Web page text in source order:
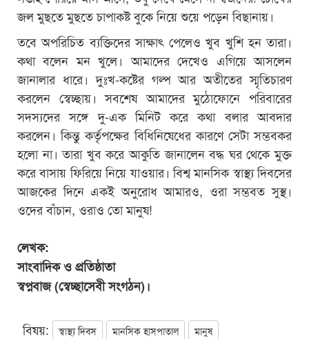
জল মুছতে মুছতে চাপাকষ্ট বুকে নিয়ে শুয়ে পড়েন বিছানায়।
তবে অপরিচিত ব্যক্তিদের সাক্ষাৎ পেলেও খুব খুশি হন তারা।
কথা বলেন মন খুলে। আমাদের দেখেও এগিয়ে আসলেন
জানালার ধারে। দুঃখ-কষ্টের গল্প আর অতীতের স্মৃতিচারণ
করলেন স্বেচ্ছায়। সবশেষ আমাদের মুঠোফোনে পরিবারের
সদস্যদের সঙ্গে দু-এক মিনিট করে কথা বলার আবদার
করলেন। কিন্তু কর্তৃপক্ষের বিধিনিষেধের কারণে সেটা সম্ভবকর
হলো না। তারা খুব করে আকুতি জানালেন বদ্ধ ঘর থেকে মুক্ত
করে বাসায় ফিরিয়ে নিয়ে যাওয়ার। বিশ্ব মানসিক স্বাস্থ্য দিবসের
আজকের দিনে একই অনুরোধ আমারও, ওরা সম্ভবত সুস্থ।
ওদের বাঁচান, ওরাও তো মানুষ!
লেখক:
সাংবাদিক ও প্রতিষ্ঠাতা
স্বপ্নবাজ (স্বেচ্ছাসেবী সংগঠন)।
বিষয়: স্বাস্থ্য দিবস মানসিক হাসপাতাল মানুষ